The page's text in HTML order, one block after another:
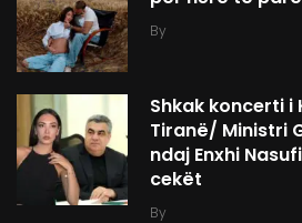
By
Shkak koncerti i
Tiranë/ Ministri
ndaj Enxhi
cekët
By